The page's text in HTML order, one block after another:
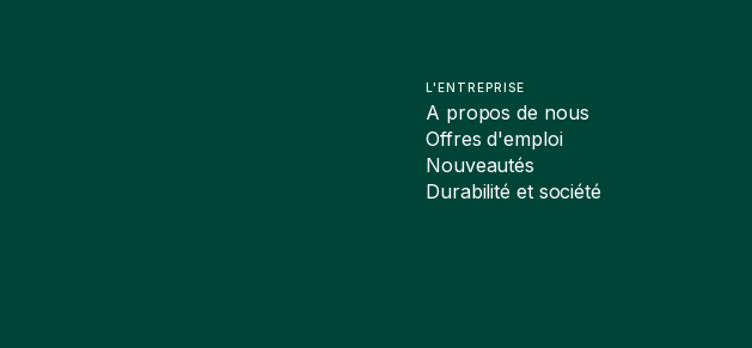
L'ENTREPRISE
A propos de nous
Offres d'emploi
Nouveautés
Durabilité et société